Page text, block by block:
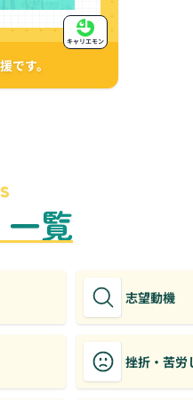
です。
キャリエモン
一覧
志望動機
挫折・苦労